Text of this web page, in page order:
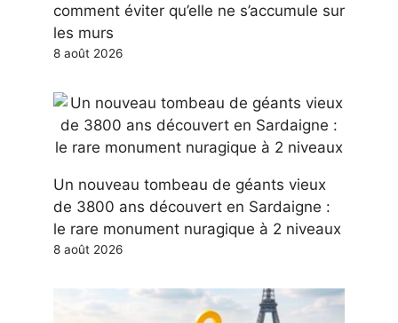
comment éviter qu’elle ne s’accumule sur
les murs
8 août 2026
Un nouveau tombeau de géants vieux
de 3800 ans découvert en Sardaigne :
le rare monument nuragique à 2 niveaux
8 août 2026